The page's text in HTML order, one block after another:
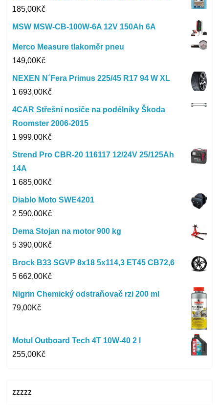
185,00Kč
MSW MSW-CB-100W-6A 12V 150Ah 6A
Merco Measure tlakoměr pneu
149,00Kč
NEXEN N´Fera Primus 225/45 R17 94 W XL
1 693,00Kč
4CAR Střešní nosiče na podélníky Škoda
Roomster 2006-2015
1 999,00Kč
Strend Pro CBR-20 116117 12/24V 25/125Ah
14A
1 685,00Kč
Diablo Moto SWE4201
2 590,00Kč
Dema Stojan na motor 900 kg
5 390,00Kč
Brock B33 SGVP 8x18 5x114,3 ET45 CB72,6
5 662,00Kč
Nigrin Chemický odstraňovač rzi 200 ml
79,00Kč
Motul Outboard Tech 4T 10W-40 2 l
255,00Kč
zzzzz